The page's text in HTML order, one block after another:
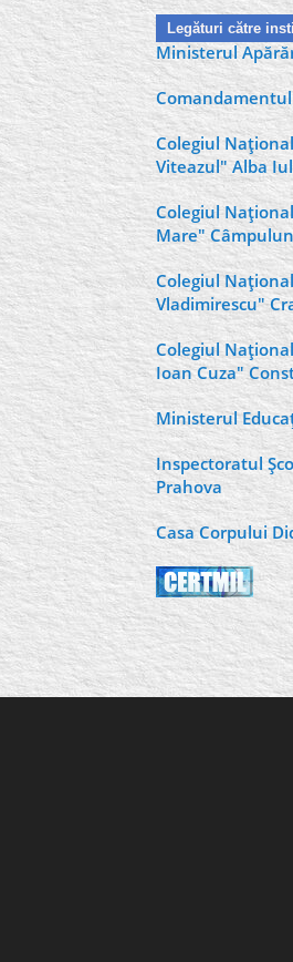
Legături către
Ministerul
Colegiul
Viteazul" Alba
Colegiul
Mare"
Colegiul
Vladimirescu"
Colegiul
Ioan Cuza"
Ministerul
Inspectoratul
Prahova
Casa Corpului